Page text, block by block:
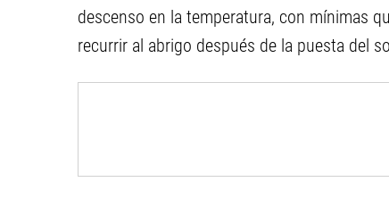
descenso en la temperatura, con mínimas
recurrir al abrigo después de la puesta del